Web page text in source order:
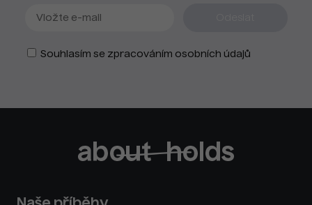
Souhlasím se zpracováním osobních údajů